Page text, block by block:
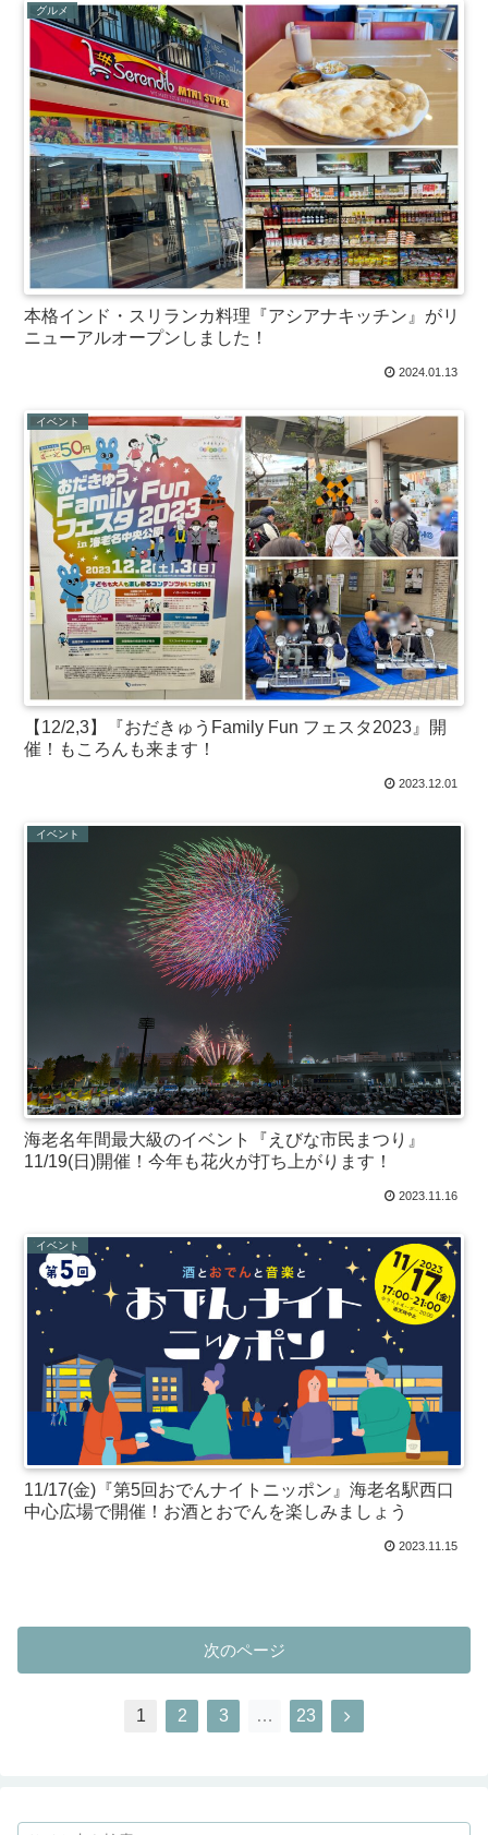
グルメ
本格インド・スリランカ料理『アシアナキッチン』がリ
ニューアルオープンしました！
2024.01.13
イベント
【12/2,3】『おだきゅうFamily Fun フェスタ2023』開
催！もころんも来ます！
2023.12.01
イベント
海老名年間最大級のイベント『えびな市民まつり』
11/19(日)開催！今年も花火が打ち上がります！
2023.11.16
イベント
11/17(金)『第5回おでんナイトニッポン』海老名駅西口
中心広場で開催！お酒とおでんを楽しみましょう
2023.11.15
次のページ
1 2 3 … 23